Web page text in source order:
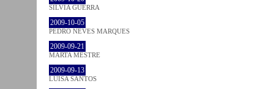
SÍLVIA GUERRA
2009-10-05
PEDRO NEVES MARQUES
2009-09-21
MARTA MESTRE
2009-09-13
LUÍSA SANTOS